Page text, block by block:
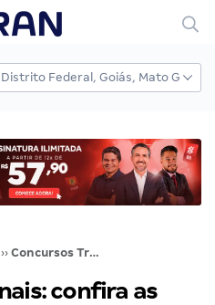
›› Concursos Tribunais: confira as indicações na LOA 2024!
confira as